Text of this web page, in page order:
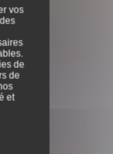
vos
de
de
et